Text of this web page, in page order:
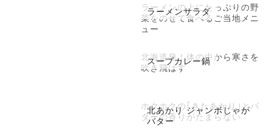
ラーメンサラダ
ラーメンの上にたっぷりの野
菜をのせて食べるご当地メニ
ュー
スープカレー鍋
北海道発！体の中から寒さを
吹き飛ばす
北あかり ジャンボじゃが
バター
ホクホクの｢きたあかり｣とバ
ターの香りがたまらない